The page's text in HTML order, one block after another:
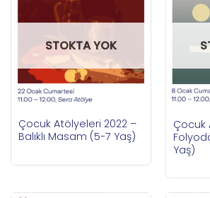
STOKTA YOK
Çocuk Atölyeleri 2022 –
Balıklı Masam (5-7 Yaş)
Çocuk
Yaş)